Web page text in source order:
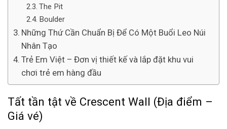
The Pit
Boulder
Những Thứ Cần Chuẩn Bị Để Có Một Buổi Leo Núi
Nhân Tạo
Trẻ Em Việt – Đơn vị thiết kế và lắp đặt khu vui
chơi trẻ em hàng đầu
Tất tần tật về Crescent Wall (Địa điểm –
Giá vé)